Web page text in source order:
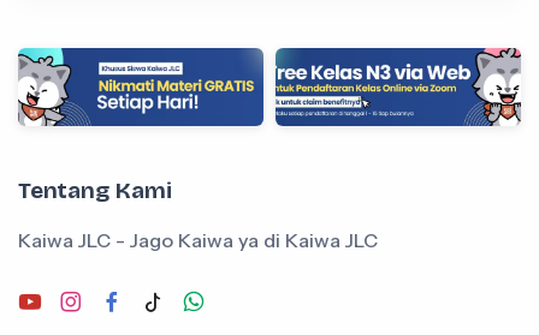
Tentang Kami
Kaiwa JLC - Jago Kaiwa ya di Kaiwa JLC